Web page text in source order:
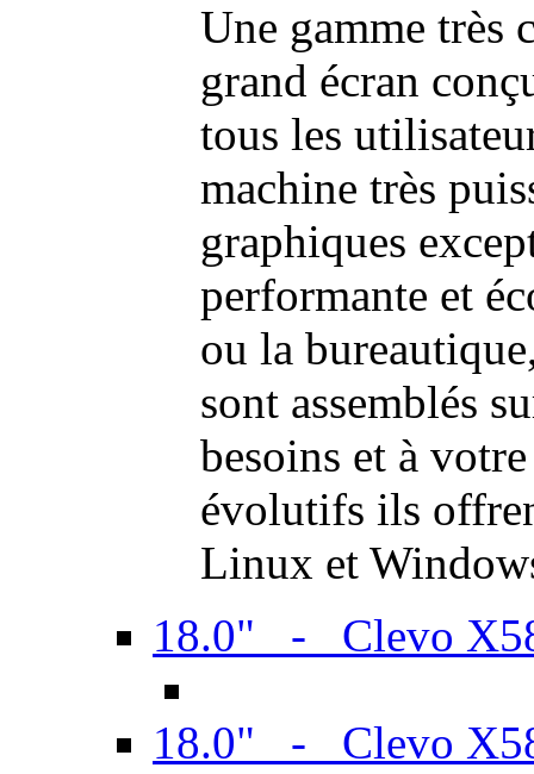
Une gamme très
grand écran
tous les
machine très
graphiques
performante et
ou la
sont assemblés
besoins et à
évolutifs ils
Linux et
18.0" - Clevo
18.0" - Clevo